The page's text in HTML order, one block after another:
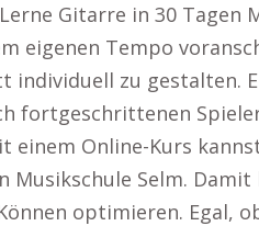
Gitarre in 30 Tagen
eigenen Tempo
individuell zu gestalten.
fortgeschrittenen
einem Online-Kurs
Musikschule Selm.
optimieren. Egal,